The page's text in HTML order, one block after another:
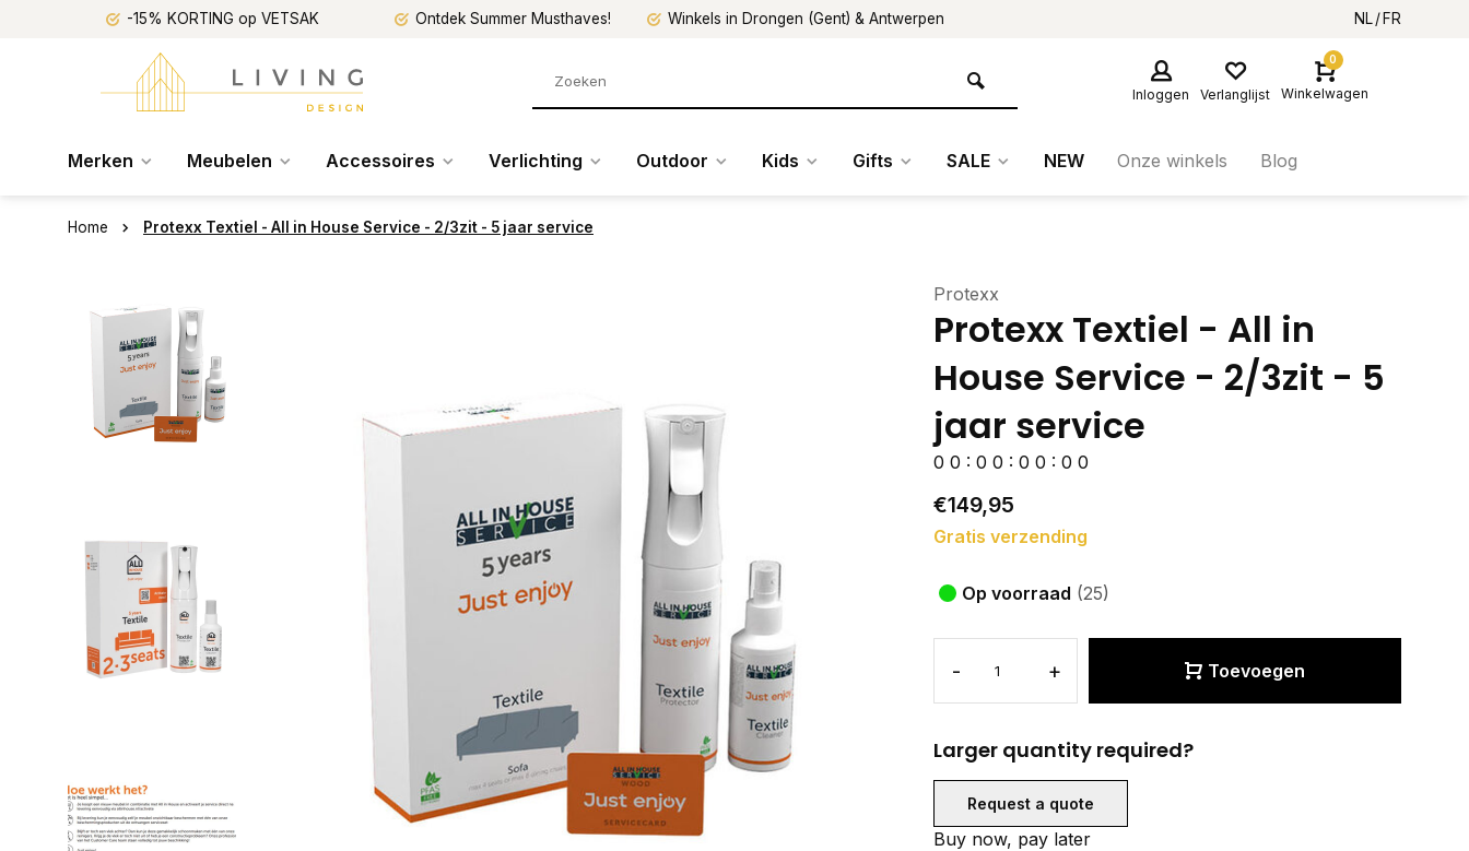
-15% KORTING op VETSAK Ontdek Summer Musthaves! Winkels in Drongen (Gent) & Antwerpen NL FR
Inloggen Verlanglijst
0
Winkelwagen
Merken Meubelen Accessoires Verlichting Outdoor Kids Gifts SALE NEW Onze winkels Blog
Home Protexx Textiel - All in House Service - 2/3zit - 5 jaar service
Protexx
Protexx Textiel - All in
House Service - 2/3zit - 5
jaar service
0 0 : 0 0 : 0 0 : 0 0
€149,95
Gratis verzending
Op voorraad (25)
- + Toevoegen
Larger quantity required?
Request a quote
Buy now, pay later